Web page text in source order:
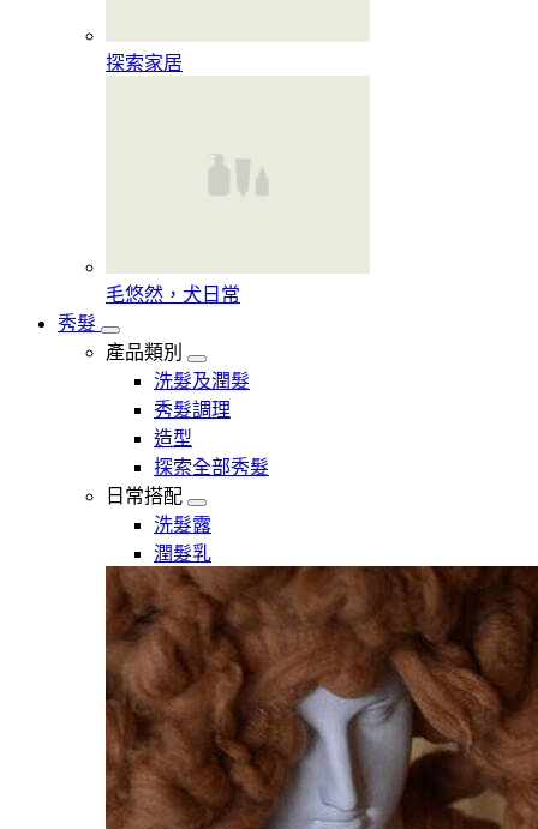
探索家居
毛悠然，犬日常
秀髮
產品類別
洗髮及潤髮
秀髮調理
造型
探索全部秀髮
日常搭配
洗髮露
潤髮乳